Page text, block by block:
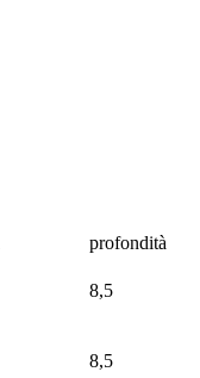
profondità
8,5
8,5